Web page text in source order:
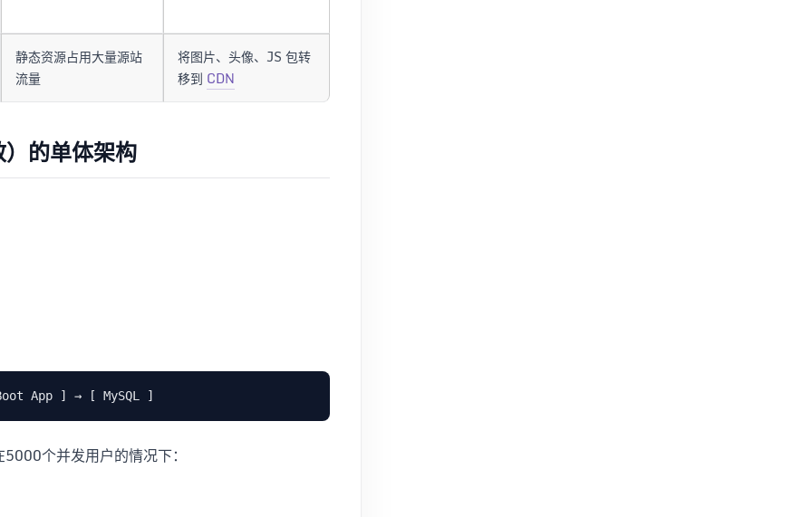
静态资源占用大量源站
流量
将图片、头像、JS 包转
移到 CDN
的单体架构
个并发用户的情况下：